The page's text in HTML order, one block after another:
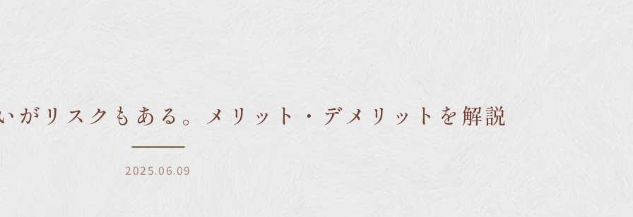
リスクもある。メリット・デメリットを解説
2025.06.09